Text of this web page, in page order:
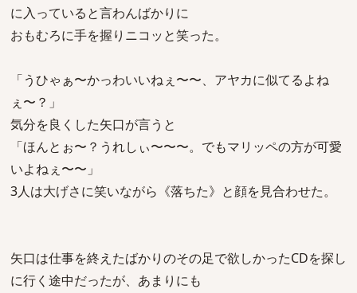
に入っていると言わんばかりに
おもむろに手を握りニコッと笑った。
「うひゃぁ〜かっわいいねぇ〜〜、アヤカに似てるよね
ぇ〜？」
気分を良くした矢口が言うと
「ほんとぉ〜？うれしぃ〜〜〜。でもマリッペの方が可愛
いよねぇ〜〜」
3人は大げさに笑いながら《落ちた》と顔を見合わせた。
矢口は仕事を終えたばかりのその足で欲しかったCDを探し
に行く途中だったが、あまりにも